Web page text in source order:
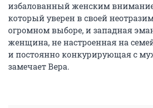
избалованный женским
который уверен в своей
огромном выборе, и западная
женщина, не настроенная на
и постоянно конкурирующая с
замечает Вера.